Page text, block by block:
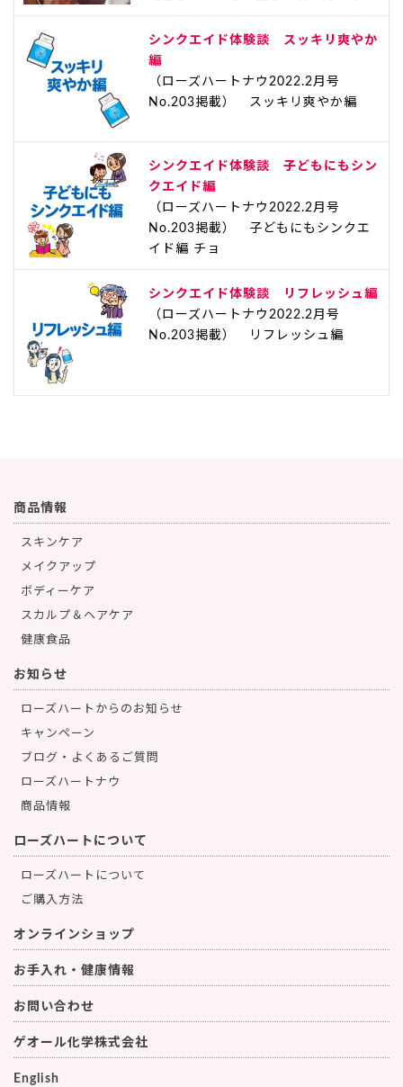
シンクエイド体験談 スッキリ爽やか
編
（ローズハートナウ2022.2月号
No.203掲載） スッキリ爽やか編
シンクエイド体験談 子どもにもシン
クエイド編
（ローズハートナウ2022.2月号
No.203掲載） 子どもにもシンクエ
イド編 チョ
シンクエイド体験談 リフレッシュ編
（ローズハートナウ2022.2月号
No.203掲載） リフレッシュ編
商品情報
スキンケア
メイクアップ
ボディーケア
スカルプ＆ヘアケア
健康食品
お知らせ
ローズハートからのお知らせ
キャンペーン
ブログ・よくあるご質問
ローズハートナウ
商品情報
ローズハートについて
ローズハートについて
ご購入方法
オンラインショップ
お手入れ・健康情報
お問い合わせ
ゲオール化学株式会社
English